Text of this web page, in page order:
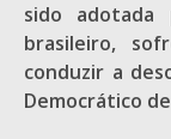
sido adotada
brasileiro,
conduzir a
Democrático